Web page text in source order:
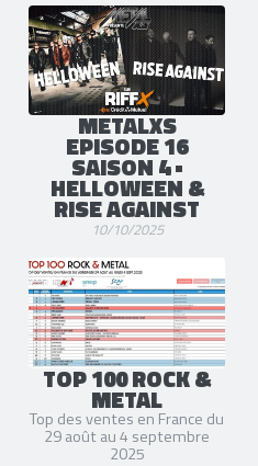
METALXS
EPISODE 16
SAISON 4 •
HELLOWEEN &
RISE AGAINST
10/10/2025
TOP 100 ROCK &
METAL
Top des ventes en France du
29 août au 4 septembre
2025